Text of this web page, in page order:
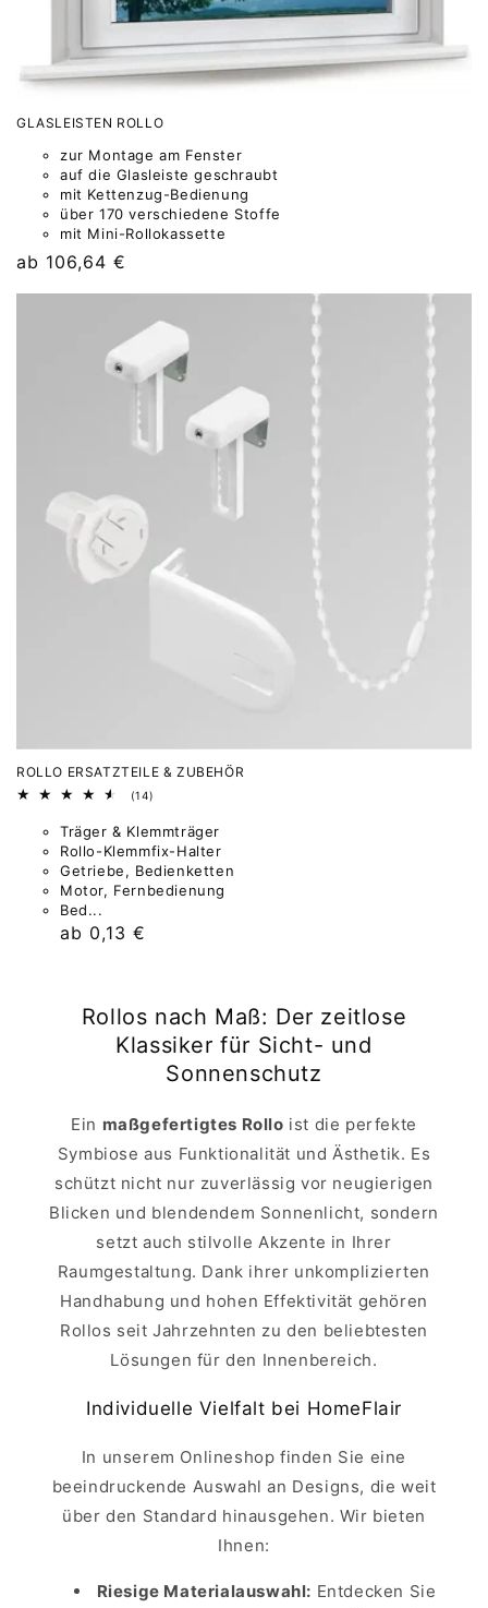
GLASLEISTEN ROLLO
zur Montage am Fenster
auf die Glasleiste geschraubt
mit Kettenzug-Bedienung
über 170 verschiedene Stoffe
mit Mini-Rollokassette
Normaler
ab 106,64 €
ROLLO ERSATZTEILE & ZUBEHÖR
(14)
insgesamt
Träger & Klemmträger
Rollo-Klemmfix-Halter
Getriebe, Bedienketten
Motor, Fernbedienung
Bed...
Normaler
ab 0,13 €
Rollos nach Maß: Der zeitlose
Klassiker für Sicht- und
Sonnenschutz
Ein maßgefertigtes Rollo ist die perfekte
Symbiose aus Funktionalität und Ästhetik. Es
schützt nicht nur zuverlässig vor neugierigen
Blicken und blendendem Sonnenlicht, sondern
setzt auch stilvolle Akzente in Ihrer
Raumgestaltung. Dank ihrer unkomplizierten
Handhabung und hohen Effektivität gehören
Rollos seit Jahrzehnten zu den beliebtesten
Lösungen für den Innenbereich.
Individuelle Vielfalt bei HomeFlair
In unserem Onlineshop finden Sie eine
beeindruckende Auswahl an Designs, die weit
über den Standard hinausgehen. Wir bieten
Ihnen:
Riesige Materialauswahl: Entdecken Sie